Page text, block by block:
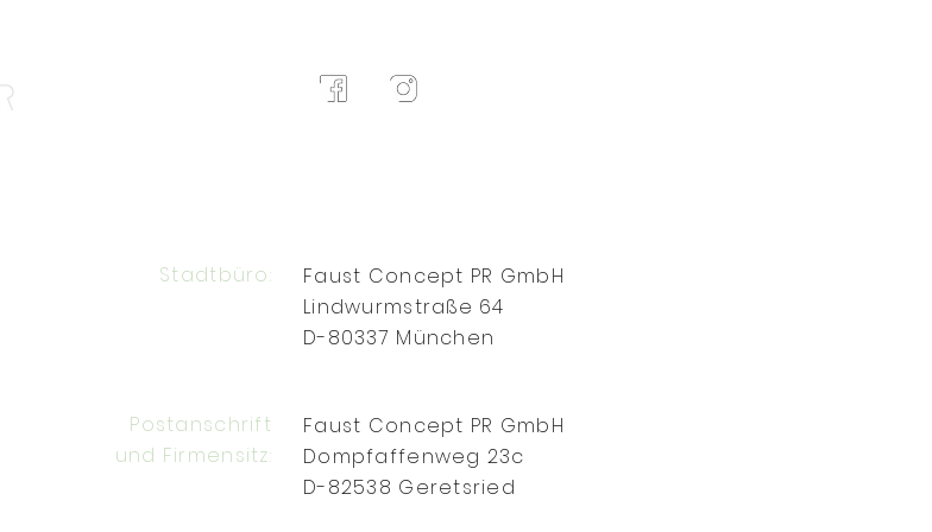
Stadtbüro:
Postanschrift
und Firmensitz:
Faust Concept PR GmbH
Lindwurmstraße 64
D-80337 München
Faust Concept PR GmbH
Dompfaffenweg 23c
D-82538 Geretsried